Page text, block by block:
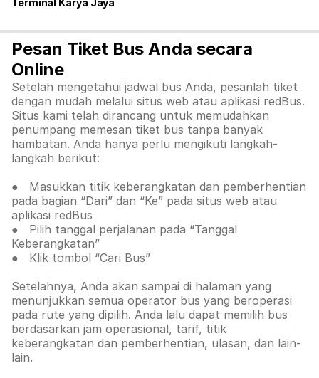
Terminal Karya Jaya
Pesan Tiket Bus Anda secara
Online
Setelah mengetahui jadwal bus Anda, pesanlah tiket
dengan mudah melalui situs web atau aplikasi redBus.
Situs kami telah dirancang untuk memudahkan
penumpang memesan tiket bus tanpa banyak
hambatan. Anda hanya perlu mengikuti langkah-
langkah berikut:
● Masukkan titik keberangkatan dan pemberhentian
pada bagian “Dari” dan “Ke” pada situs web atau
aplikasi redBus
● Pilih tanggal perjalanan pada “Tanggal
Keberangkatan”
● Klik tombol “Cari Bus”
Setelahnya, Anda akan sampai di halaman yang
menunjukkan semua operator bus yang beroperasi
pada rute yang dipilih. Anda lalu dapat memilih bus
berdasarkan jam operasional, tarif, titik
keberangkatan dan pemberhentian, ulasan, dan lain-
lain.